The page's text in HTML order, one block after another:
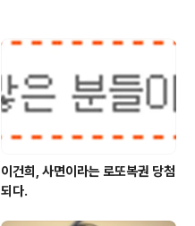
이건희, 사면이라는 로또복권 당첨
되다.